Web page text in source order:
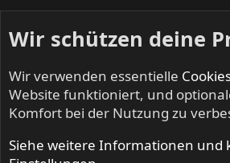
NO SLEEP TILL LIVE - Festivals & Open
Wir schützen deine
Wir verwenden essentielle
Website funktioniert, und
Komfort bei der Nutzung zu
Siehe weitere Informationen und